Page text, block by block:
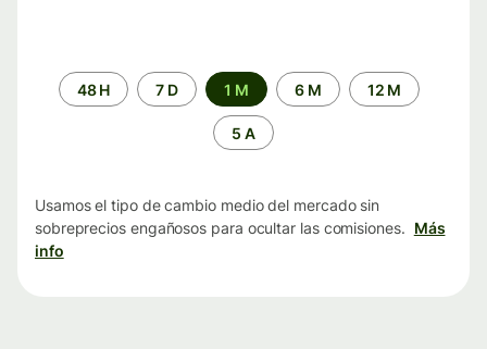
Periodo48 H 7 D 1 M 6 M 12 M
5 A
Usamos el tipo de cambio medio del mercado sin
sobreprecios engañosos para ocultar las comisiones. Más
info